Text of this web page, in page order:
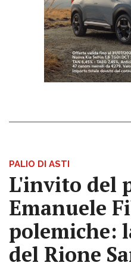
PALIO DI ASTI
L'invito del
Emanuele
polemiche:
del Rione